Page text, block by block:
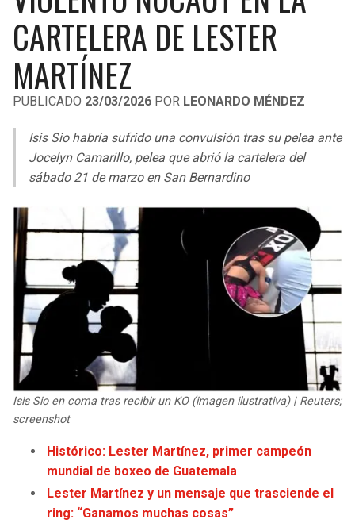
LIGA DE EXPANSIÓN MX
LEAGUES CUP
UEFA EUROPA LEAGUE
UEFA CONFERENCE LEAGUE
MLS
COPA SUDAMERICANA
LIGA BETPLAY
OTRAS LIGAS
RAIDERS
CHARGERS
BENGALS
STEELERS
TEXANS
COLTS
JAGUARS
COWBOYS
GIANTS
CAVALIERS
PISTONS
BUCKS
HORNETS
HEAT
MAGIC
WIZARDS
CLIPPERS
LAKERS
CARTELERA DE LESTER
MARTÍNEZ
PUBLICADO 23/03/2026 POR LEONARDO MÉNDEZ
Isis Sio habría sufrido una convulsión tras su pelea ante
Jocelyn Camarillo, pelea que abrió la cartelera del
sábado 21 de marzo en San Bernardino
Isis Sio en coma tras recibir un KO (imagen ilustrativa) | Reuters;
screenshot
Histórico: Lester Martínez, primer campeón
mundial de boxeo de Guatemala
Lester Martínez y un mensaje que trasciende el
ring: “Ganamos muchas cosas”